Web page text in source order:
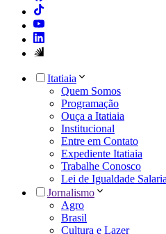
Itatiaia
Quem Somos
Programação
Ouça a Itatiaia
Institucional
Entre em Contato
Expediente Itatiaia
Trabalhe Conosco
Lei de Igualdade
Jornalismo
Agro
Brasil
Cultura e Lazer